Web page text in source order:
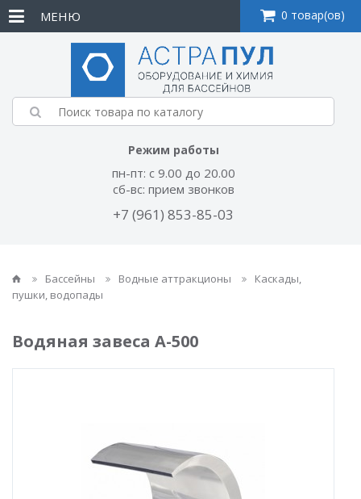
Режим работы
пн-пт: с 9.00 до 20.00
сб-вс: прием звонков
+7 (961) 853-85-03
МЕНЮ 0 товар(ов)
Бассейны Водные аттракционы
Каскады,
пушки, водопады
Водяная завеса A-500